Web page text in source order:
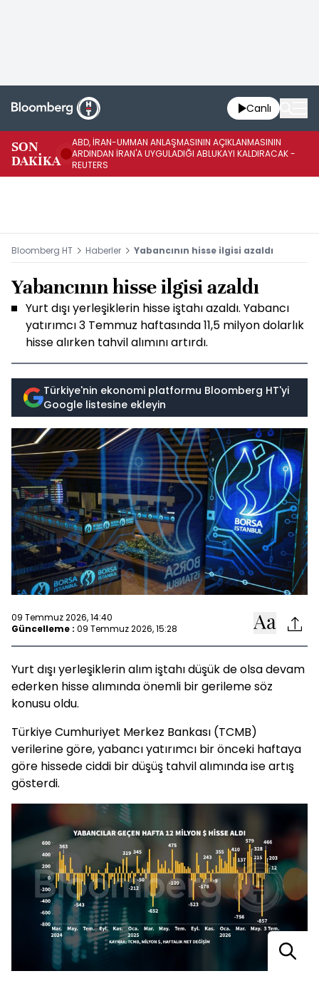
Canlı
SON
DAKİKA
ABD, İRAN-UMMAN ANLAŞMASININ AÇIKLANMASININ
ARDINDAN İRAN'A UYGULADIĞI ABLUKAYI KALDIRACAK -
REUTERS
Bloomberg HT Haberler Yabancının hisse ilgisi azaldı
Yabancının hisse ilgisi azaldı
Yurt dışı yerleşiklerin hisse iştahı azaldı. Yabancı
yatırımcı 3 Temmuz haftasında 11,5 milyon dolarlık
hisse alırken tahvil alımını artırdı.
Türkiye'nin ekonomi platformu Bloomberg HT'yi
Google listesine ekleyin
09 Temmuz 2026, 14:40
Güncelleme : 09 Temmuz 2026, 15:28
Yurt dışı yerleşiklerin alım iştahı düşük de olsa devam
ederken hisse alımında önemli bir gerileme söz
konusu oldu.
Türkiye Cumhuriyet Merkez Bankası (TCMB)
verilerine göre, yabancı yatırımcı bir önceki haftaya
göre hissede ciddi bir düşüş tahvil alımında ise artış
gösterdi.